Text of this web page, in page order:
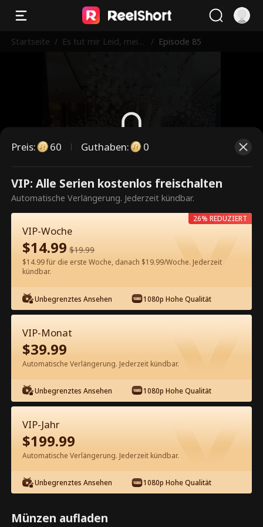
Startseite / Es tut mir Leid, mein
/ Episode 85
Dies ist eine kostenpflichtige
Episode. Bitte entsperren, um
weiterzusehen.
60Jetzt entsperren
Kostenlos in der App ansehen
Episode 85 - Es tut mir Leid, meine
Liebe Tochter Kompletter Film
1-50 51-85
81 82 83 84
Preis: 60 Guthaben: 0
VIP: Alle Serien kostenlos freischalten
Automatische Verlängerung. Jederzeit kündbar.
VIP-Woche
$14.99 $19.99
$14.99 für die erste Woche, danach $19.99/Woche. Jederzeit
kündbar.
Unbegrenztes Ansehen 1080p Hohe Qualität
26% REDUZIERT
VIP-Monat
$39.99
Automatische Verlängerung. Jederzeit kündbar.
Unbegrenztes Ansehen 1080p Hohe Qualität
VIP-Jahr
$199.99
Automatische Verlängerung. Jederzeit kündbar.
Unbegrenztes Ansehen 1080p Hohe Qualität
Münzen aufladen